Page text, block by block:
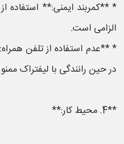
* **کمربند ایمنی:** استفاده از
الزامی است.
* **عدم استفاده از تلفن
در حین رانندگی با لیفتراک
**4. محیط کار:**